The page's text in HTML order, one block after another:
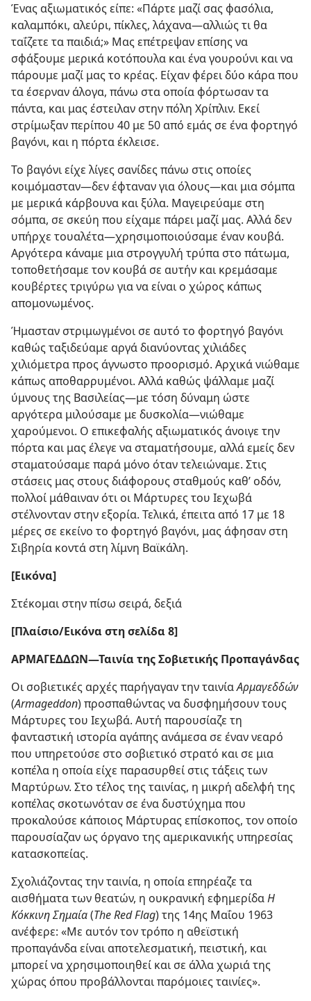
Ένας αξιωματικός είπε: «Πάρτε μαζί σας φασόλια,
καλαμπόκι, αλεύρι, πίκλες, λάχανα​—αλλιώς τι θα
ταΐζετε τα παιδιά;» Μας επέτρεψαν επίσης να
σφάξουμε μερικά κοτόπουλα και ένα γουρούνι και να
πάρουμε μαζί μας το κρέας. Είχαν φέρει δύο κάρα που
τα έσερναν άλογα, πάνω στα οποία φόρτωσαν τα
πάντα, και μας έστειλαν στην πόλη Χρίπλιν. Εκεί
στρίμωξαν περίπου 40 με 50 από εμάς σε ένα φορτηγό
βαγόνι, και η πόρτα έκλεισε.
Το βαγόνι είχε λίγες σανίδες πάνω στις οποίες
κοιμόμασταν​—δεν έφταναν για όλους—​και μια σόμπα
με μερικά κάρβουνα και ξύλα. Μαγειρεύαμε στη
σόμπα, σε σκεύη που είχαμε πάρει μαζί μας. Αλλά δεν
υπήρχε τουαλέτα​—χρησιμοποιούσαμε έναν κουβά.
Αργότερα κάναμε μια στρογγυλή τρύπα στο πάτωμα,
τοποθετήσαμε τον κουβά σε αυτήν και κρεμάσαμε
κουβέρτες τριγύρω για να είναι ο χώρος κάπως
απομονωμένος.
Ήμασταν στριμωγμένοι σε αυτό το φορτηγό βαγόνι
καθώς ταξιδεύαμε αργά διανύοντας χιλιάδες
χιλιόμετρα προς άγνωστο προορισμό. Αρχικά νιώθαμε
κάπως αποθαρρυμένοι. Αλλά καθώς ψάλλαμε μαζί
ύμνους της Βασιλείας​—με τόση δύναμη ώστε
αργότερα μιλούσαμε με δυσκολία—​νιώθαμε
χαρούμενοι. Ο επικεφαλής αξιωματικός άνοιγε την
πόρτα και μας έλεγε να σταματήσουμε, αλλά εμείς δεν
σταματούσαμε παρά μόνο όταν τελειώναμε. Στις
στάσεις μας στους διάφορους σταθμούς καθ’ οδόν,
πολλοί μάθαιναν ότι οι Μάρτυρες του Ιεχωβά
στέλνονταν στην εξορία. Τελικά, έπειτα από 17 με 18
μέρες σε εκείνο το φορτηγό βαγόνι, μας άφησαν στη
Σιβηρία κοντά στη λίμνη Βαϊκάλη.
[Εικόνα]
Στέκομαι στην πίσω σειρά, δεξιά
[Πλαίσιο/Εικόνα στη σελίδα 8]
ΑΡΜΑΓΕΔΔΩΝ​—Ταινία της Σοβιετικής Προπαγάνδας
Οι σοβιετικές αρχές παρήγαγαν την ταινίαΑρμαγεδδών
(Armageddon) προσπαθώντας να δυσφημήσουν τους
Μάρτυρες του Ιεχωβά. Αυτή παρουσίαζε τη
φανταστική ιστορία αγάπης ανάμεσα σε έναν νεαρό
που υπηρετούσε στο σοβιετικό στρατό και σε μια
κοπέλα η οποία είχε παρασυρθεί στις τάξεις των
Μαρτύρων. Στο τέλος της ταινίας, η μικρή αδελφή της
κοπέλας σκοτωνόταν σε ένα δυστύχημα που
προκαλούσε κάποιος Μάρτυρας επίσκοπος, τον οποίο
παρουσίαζαν ως όργανο της αμερικανικής υπηρεσίας
κατασκοπείας.
Σχολιάζοντας την ταινία, η οποία επηρέαζε τα
αισθήματα των θεατών, η ουκρανική εφημερίδαΗ
Κόκκινη Σημαία(The Red Flag) της 14ης Μαΐου 1963
ανέφερε: «Με αυτόν τον τρόπο η αθεϊστική
προπαγάνδα είναι αποτελεσματική, πειστική, και
μπορεί να χρησιμοποιηθεί και σε άλλα χωριά της
χώρας όπου προβάλλονται παρόμοιες ταινίες».